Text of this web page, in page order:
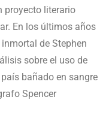
proyecto literario
En los últimos años
de Stephen
sobre el uso de
bañado en sangre
Spencer